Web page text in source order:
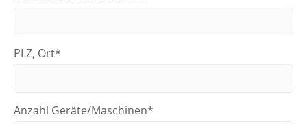
PLZ, Ort*
Anzahl Geräte/Maschinen*